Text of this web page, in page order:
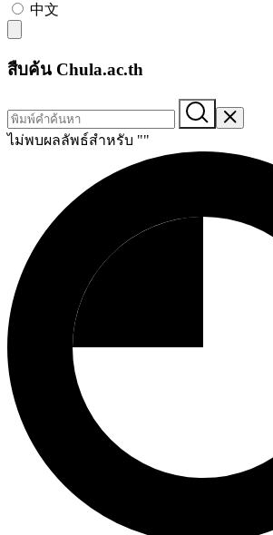
中文
สืบค้น Chula.ac.th
ไม่พบผลลัพธ์สำหรับ ""